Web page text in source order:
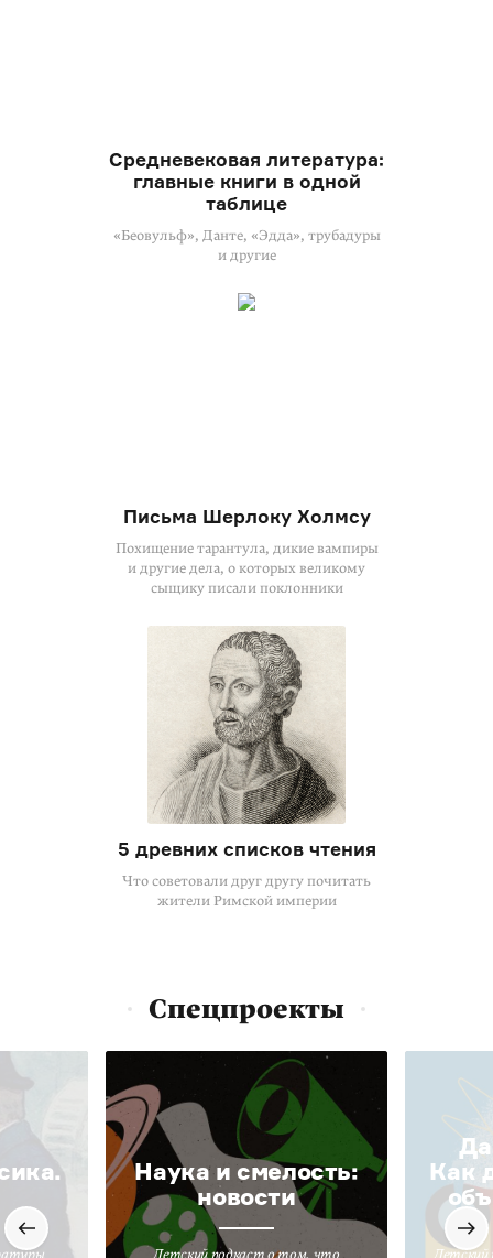
Средневековая литература:
главные книги в одной
таблице
«Беовульф», Данте, «Эдда», трубадуры
и другие
Письма Шерлоку Холмсу
Похищение тарантула, дикие вампиры
и другие дела, о которых великому
сыщику писали поклонники
5 древних списков чтения
Что советовали друг другу почитать
жители Римской империи
Спецпроекты
Наука и смелость:
новости
Да
Как